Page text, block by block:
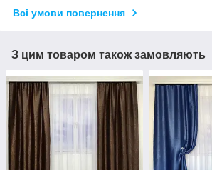
Всі умови повернення
З цим товаром також замовляють